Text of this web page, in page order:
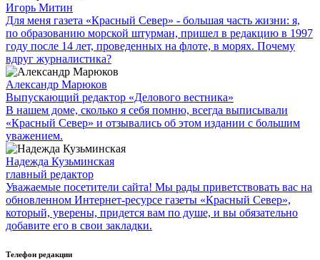
Игорь Митин
Для меня газета «Красный Север» - большая часть жизни: я,
по образованию морской штурман, пришел в редакцию в 1997
году после 14 лет, проведенных на флоте, в морях. Почему
вдруг журналистика?
Александр Марюков
Выпускающий редактор «Делового вестника»
В нашем доме, сколько я себя помню, всегда выписывали
«Красный Север» и отзывались об этом издании с большим
уважением.
Надежда Кузьминская
главный редактор
Уважаемые посетители сайта! Мы рады приветствовать вас на
обновленном Интернет-ресурсе газеты «Красный Север»,
который, уверены, придется вам по душе, и вы обязательно
добавите его в свои закладки.
Телефон редакции